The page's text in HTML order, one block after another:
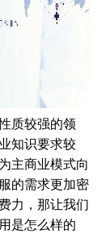
质较强的领
知识要求较
主商业模式向
的需求更加密
力，那让我们
是怎么样的